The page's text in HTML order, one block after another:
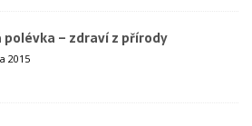
polévka – zdraví z přírody
2015